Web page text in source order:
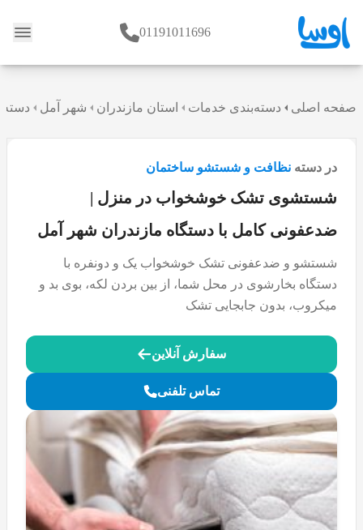
وبلاگ 01191011696
صفحه اصلی دسته‌بندی خدمات استان مازندران شهر آمل
در دسته نظافت و شستشو ساختمان
شستشوی تشک خوشخواب در منزل |
ضدعفونی کامل با دستگاه مازندران شهر آمل
شستشو و ضدعفونی تشک خوشخواب یک و دونفره با
دستگاه بخارشوی در محل شما، از بین بردن لکه، بوی بد و
میکروب، بدون جابجایی تشک
سفارش آنلاین
تماس تلفنی